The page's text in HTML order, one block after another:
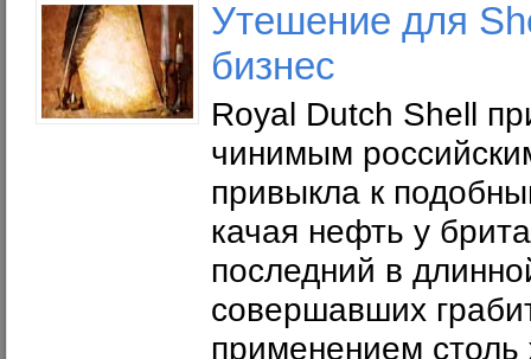
Утешение для
бизнес
Royal Dutch Shell
чинимым
привыкла к
качая нефть у
последний в
совершавших
применением